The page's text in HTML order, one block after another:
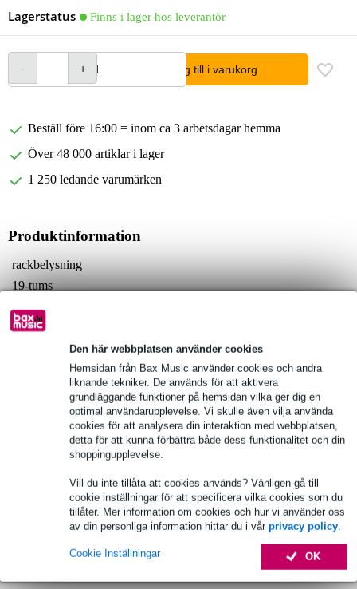
Den här webbplatsen använder cookies
Hemsidan från Bax Music använder cookies och andra
liknande tekniker. De används för att aktivera
grundläggande funktioner på hemsidan vilka ger dig en
optimal användarupplevelse. Vi skulle även vilja använda
cookies för att analysera din interaktion med webbplatsen,
detta för att kunna förbättra både dess funktionalitet och din
shoppingupplevelse.
Vill du inte tillåta att cookies används? Vänligen gå till
cookie inställningar för att specificera vilka cookies som du
tillåter. Mer information om cookies och hur vi använder oss
av din personliga information hittar du i vår privacy policy.
OK
Cookie Inställningar
Lagerstatus Finns i lager hos leverantör
lägg till i varukorg
Beställ före 16:00 = inom ca 3 arbetsdagar hemma
Över 48 000 artiklar i lager
1 250 ledande varumärken
Produktinformation
rackbelysning
19-tums
18 LED-lampor
Fullständiga specifikationer
Se även (3)